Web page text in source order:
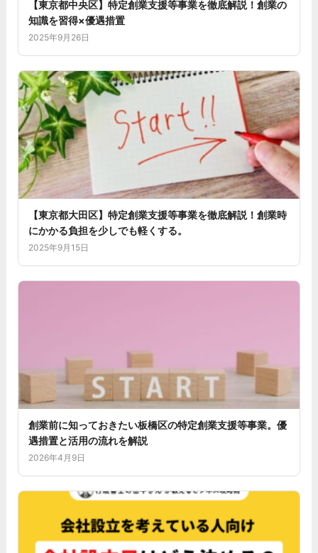
【東京都中央区】特定創業支援等事業を徹底解説！創業の
知識を習得×優遇措置
2025年9月26日
【東京都大田区】特定創業支援等事業を徹底解説！創業時
にかかる負担を少しでも軽くする。
2025年9月15日
創業前に知っておきたい板橋区の特定創業支援等事業。優
遇措置と活用の流れを解説
2026年4月9日